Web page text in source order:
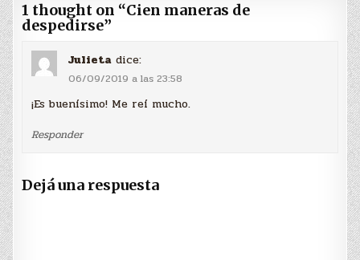
1 thought on “Cien maneras de
despedirse”
Julieta dice:
06/09/2019 a las 23:58
¡Es buenísimo! Me reí mucho.
Responder
Dejá una respuesta